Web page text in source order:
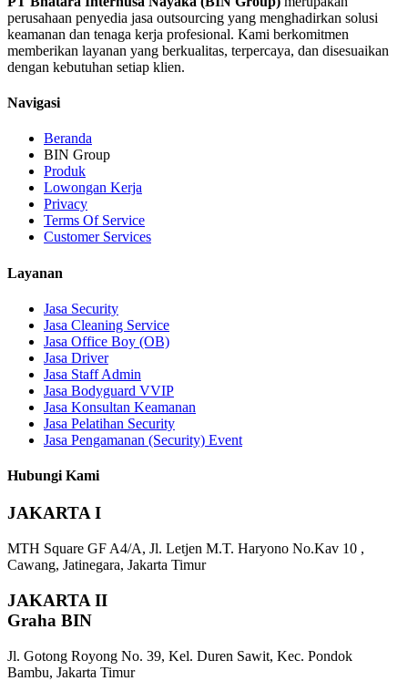
perusahaan penyedia jasa outsourcing yang menghadirkan solusi
keamanan dan tenaga kerja profesional. Kami berkomitmen
memberikan layanan yang berkualitas, terpercaya, dan disesuaikan
dengan kebutuhan setiap klien.
Navigasi
Beranda
BIN Group
Produk
Lowongan Kerja
Privacy
Terms Of Service
Customer Services
Layanan
Jasa Security
Jasa Cleaning Service
Jasa Office Boy (OB)
Jasa Driver
Jasa Staff Admin
Jasa Bodyguard VVIP
Jasa Konsultan Keamanan
Jasa Pelatihan Security
Jasa Pengamanan (Security) Event
Hubungi Kami
JAKARTA I
MTH Square GF A4/A, Jl. Letjen M.T. Haryono No.Kav 10 ,
Cawang, Jatinegara, Jakarta Timur
JAKARTA II
Graha BIN
Jl. Gotong Royong No. 39, Kel. Duren Sawit, Kec. Pondok
Bambu, Jakarta Timur